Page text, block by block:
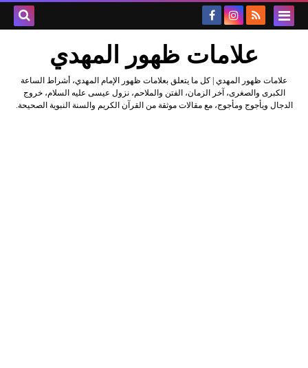
علامات ظهور المهدي
علامات ظهور المهدي | كل ما يتعلق بعلامات ظهور الإمام المهدي، أشراط الساعة
الكبرى والصغرى، آخر الزمان، الفتن والملاحم، نزول عيسى عليه السلام، خروج
الدجال ويأجوج ومأجوج، مع مقالات موثقة من القرآن الكريم والسنة النبوية الصحيحة.